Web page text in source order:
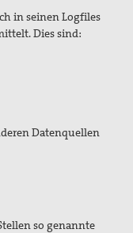
in seinen Logfiles
Dies sind:
Datenquellen
so genannte